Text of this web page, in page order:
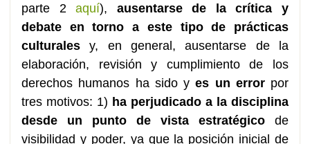
parte 2aquí), ausentarse de la crítica y
debate en torno a este tipo de prácticas
culturales y, en general, ausentarse de la
elaboración, revisión y cumplimiento de los
derechos humanos ha sido yes un errorpor
tres motivos: 1) ha perjudicado a la disciplina
desde un punto de vista estratégico de
visibilidad y poder, ya que la posición inicial de